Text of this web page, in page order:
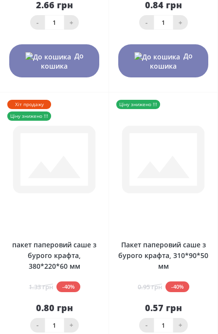
2.66 грн
- +
До
кошика
0.84 грн
- +
До
кошика
Хіт продажу
Ціну знижено !!!
пакет паперовий саше з
бурого крафта,
380*220*60 мм
1.33 грн -40%
0.80 грн
- +
Ціну знижено !!!
Пакет паперовий саше з
бурого крафта, 310*90*50
мм
0.95 грн -40%
0.57 грн
- +